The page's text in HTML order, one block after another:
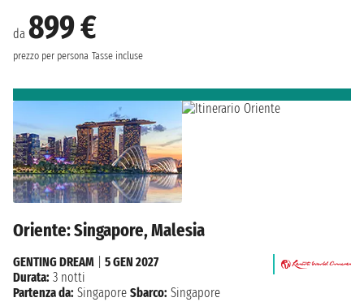
da 899 €
prezzo per persona Tasse incluse
Oriente: Singapore, Malesia
GENTING DREAM
5 GEN 2027
Durata: 3 notti
Partenza da: Singapore Sbarco: Singapore